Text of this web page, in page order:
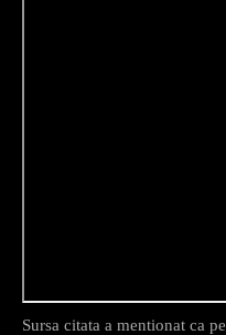
Sursa citata a mentionat ca